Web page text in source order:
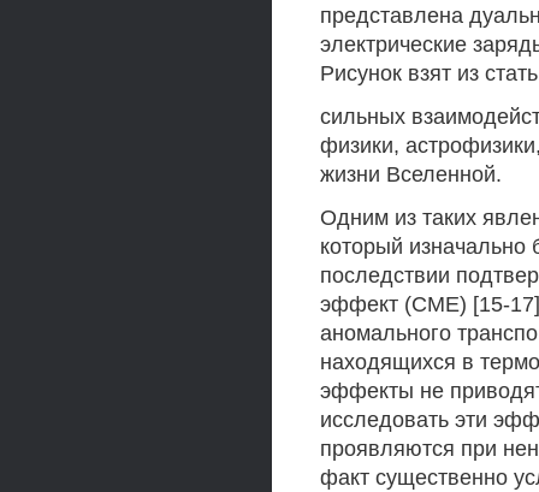
представлена
электрические
Рисунок взят из
сильных
физики,
жизни Вселенной.
Одним из таких
который изначально
последствии
эффект (СМЕ) [15-
аномального
находящихся в
эффекты не
исследовать эти
проявляются при
факт существенно